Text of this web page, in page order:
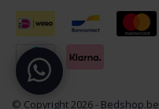
© Copyright 2026 - Bedshop.be